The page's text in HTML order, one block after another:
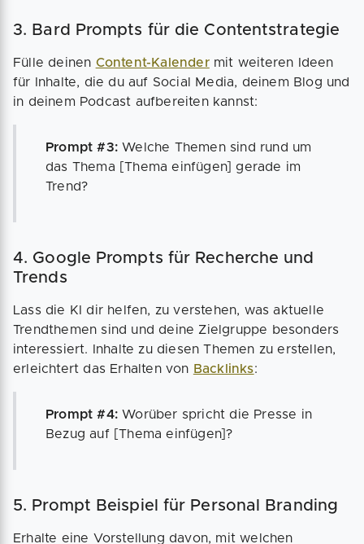
3. Bard Prompts für die Contentstrategie
Fülle deinen Content-Kalendermit weiteren Ideen
für Inhalte, die du auf Social Media, deinem Blog und
in deinem Podcast aufbereiten kannst:
Prompt #3: Welche Themen sind rund um
das Thema [Thema einfügen] gerade im
Trend?
4. Google Prompts für Recherche und
Trends
Lass die KI dir helfen, zu verstehen, was aktuelle
Trendthemen sind und deine Zielgruppe besonders
interessiert. Inhalte zu diesen Themen zu erstellen,
erleichtert das Erhalten von Backlinks:
Prompt #4:Worüber spricht die Presse in
Bezug auf [Thema einfügen]?
5. Prompt Beispiel für Personal Branding
Erhalte eine Vorstellung davon, mit welchen